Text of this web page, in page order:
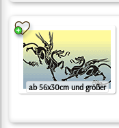
ab 56x30cm und größer